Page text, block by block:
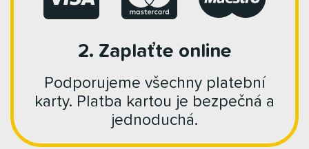
2. Zaplaťte online
Podporujeme všechny platební
karty. Platba kartou je bezpečná a
jednoduchá.